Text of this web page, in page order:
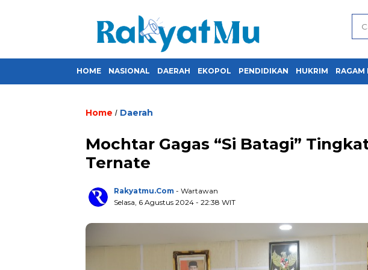
HOME NASIONAL DAERAH EKOPOL PENDIDIKAN HUKRIM RAGAM
Home / Daerah
Mochtar Gagas “Si Batagi”
Ternate
Rakyatmu.com - Wartawan
Selasa, 6 Agustus 2024 - 22:38 WIT